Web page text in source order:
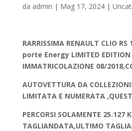
da admin | Mag 17, 2024|
RARRISSIMA RENAULT CLIO RS
porte Energy LIMITED EDITION
IMMATRICOLAZIONE 08/
AUTOVETTURA DA
LIMITATA E NUMERATA
PERCORSI SOLAMENTE 25.127
TAGLIANDATA,ULTIMO